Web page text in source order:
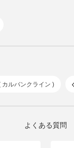
ルバンクライン )
よくある質問